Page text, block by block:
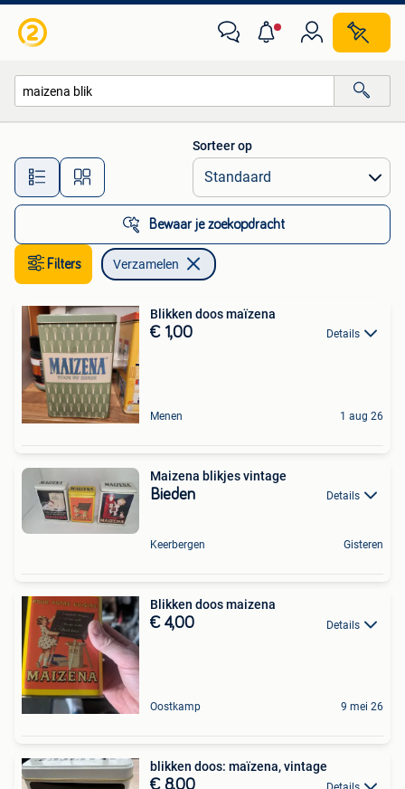
Alle afstanden…
Sorteer op
Bewaar je zoekopdracht
Filters Verzamelen
Blikken doos maïzena
€ 1,00 Details
Menen 1 aug 26
Maizena blikjes vintage
Bieden Details
Keerbergen Gisteren
Blikken doos maizena
€ 4,00 Details
Oostkamp 9 mei 26
blikken doos: maïzena, vintage
€ 8,00